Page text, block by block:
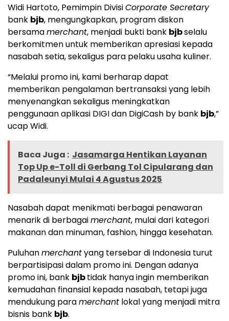
Widi Hartoto, Pemimpin DivisiCorporate Secretary
bank bjb, mengungkapkan, program diskon
bersamamerchant, menjadi bukti bank bjbselalu
berkomitmen untuk memberikan apresiasi kepada
nasabah setia, sekaligus para pelaku usaha kuliner.
“Melalui promo ini, kami berharap dapat
memberikan pengalaman bertransaksi yang lebih
menyenangkan sekaligus meningkatkan
penggunaan aplikasi DIGI dan DigiCash by bank bjb,”
ucap Widi.
Baca Juga : Jasamarga Hentikan Layanan
Top Up e-Toll di Gerbang Tol Cipularang dan
Padaleunyi Mulai 4 Agustus 2025
Nasabah dapat menikmati berbagai penawaran
menarik di berbagaimerchant, mulai dari kategori
makanan dan minuman, fashion, hingga kesehatan.
Puluhanmerchantyang tersebar di Indonesia turut
berpartisipasi dalam promo ini. Dengan adanya
promo ini, bank bjbtidak hanya ingin memberikan
kemudahan finansial kepada nasabah, tetapi juga
mendukung paramerchant lokal yang menjadi mitra
bisnis bank bjb.